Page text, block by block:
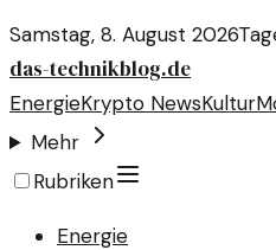
Samstag, 8. August 2026
das-technikblog.de
EnergieKrypto NewsKultur
Mehr
Rubriken
Energie